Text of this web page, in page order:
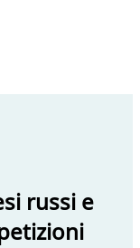
russi e